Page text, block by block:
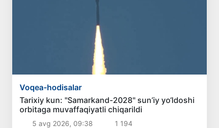
Voqea-hodisalar
Tarixiy kun: "Samarkand-2028" sun’iy yo‘ldoshi
orbitaga muvaffaqiyatli chiqarildi
5 avg 2026, 09:38 1 194